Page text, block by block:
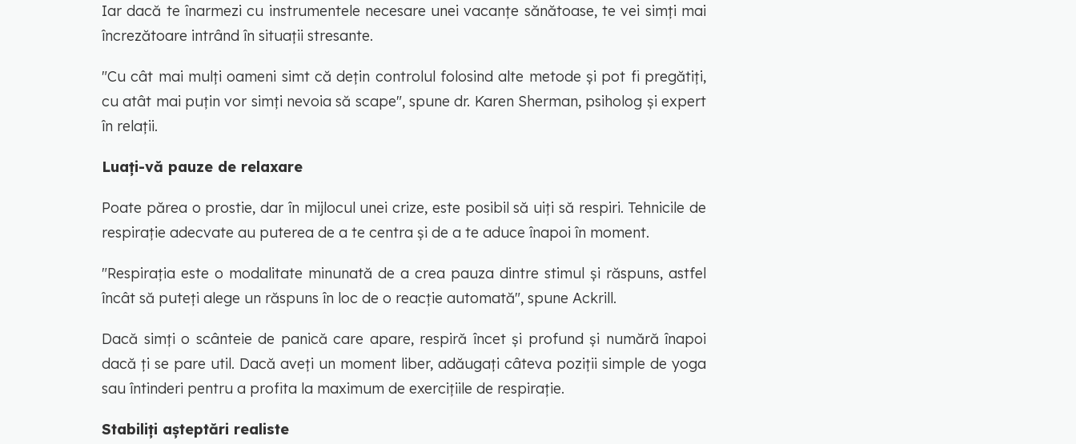
Iar dacă te înarmezi cu instrumentele necesare unei vacanţe sănătoase, te vei simţi mai
încrezătoare intrând în situaţii stresante.
"Cu cât mai mulți oameni simt că dețin controlul folosind alte metode și pot fi pregătiți,
cu atât mai puțin vor simți nevoia să scape", spune dr. Karen Sherman, psiholog și expert
în relații.
Luați-vă pauze de relaxare
Poate părea o prostie, dar în mijlocul unei crize, este posibil să uiți să respiri. Tehnicile de
respirație adecvate au puterea de a te centra și de a te aduce înapoi în moment.
"Respirația este o modalitate minunată de a crea pauza dintre stimul și răspuns, astfel
încât să puteți alege un răspuns în loc de o reacție automată", spune Ackrill.
Dacă simți o scânteie de panică care apare, respiră încet și profund și numără înapoi
dacă ți se pare util. Dacă aveți un moment liber, adăugați câteva poziții simple de yoga
sau întinderi pentru a profita la maximum de exercițiile de respirație.
Stabiliți așteptări realiste